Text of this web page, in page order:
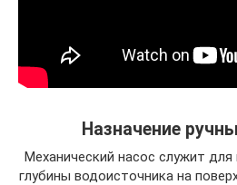
Назначение
Механический насос служит
глубины водоисточника на